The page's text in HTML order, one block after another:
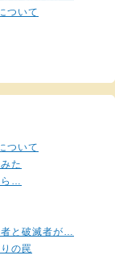
ついて
ついて
た
ら…
者と破滅者が…
の罠